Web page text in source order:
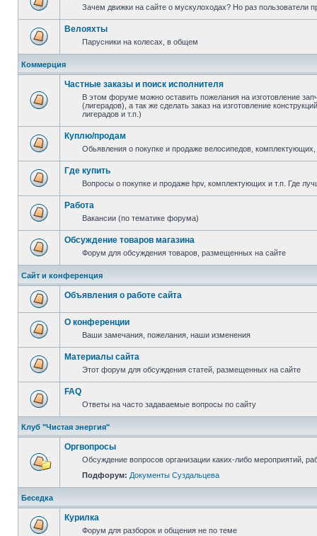
Зачем движки на сайте о мускулоходах? Но раз пользователи
Велояхты
Парусники на колесах, в общем
Коммерция
Частные заказы и поиск исполнителя
В этом форуме можно оставить пожелания на изготовление
(лигерадов), а так же сделать заказ на изготовление
лигерадов и т.п.)
Куплю/продам
Обьявления о покупке и продаже велосипедов,
Где купить
Вопросы о покупке и продаже hpv, комплектующих и т.п. Где
Работа
Вакансии (по тематике форума)
Обсуждение товаров магазина
Форум для обсуждения товаров, размещенных на сайте
Сайт и конференция
Объявления о работе сайта
О конференции
Ваши замечания, пожелания, наши изменения
Материалы сайта
Этот форум для обсуждения статей, размещенных на сайте
FAQ
Ответы на часто задаваемые вопросы по сайту
Клуб "Чистая энергия"
Оргвопросы
Обсуждение вопросов организации каких-либо мероприятий,
Подфорум: Документы Суздальцева
Беседка
Курилка
Форум для разборок и общения не по теме